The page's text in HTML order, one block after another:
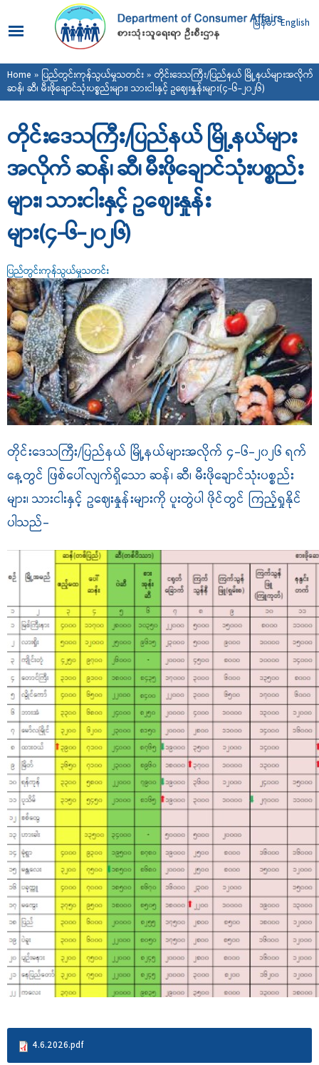
main
content
မြန်မာ English
You are here
Home » ပြည်တွင်းကုန်သွယ်မှုသတင်း» တိုင်းဒေသကြီး/ပြည်နယ် မြို့နယ်များအလိုက်
ဆန်၊ ဆီ၊ မီးဖိုချောင်သုံးပစ္စည်းများ၊ သားငါးနှင့် ဥ‌ဈေးနှုန်းများ(၄-၆-၂၀၂၆)
တိုင်းဒေသကြီး/ပြည်နယ် မြို့နယ်များ
အလိုက် ဆန်၊ ဆီ၊ မီးဖိုချောင်သုံးပစ္စည်း
များ၊ သားငါးနှင့် ဥ‌ဈေးနှုန်း
များ(၄-၆-၂၀၂၆)
ပြည်တွင်းကုန်သွယ်မှုသတင်း
တိုင်းဒေသကြီး/ပြည်နယ် မြို့နယ်များအလိုက် ၄-၆-၂၀၂၆ ရက်
နေ့တွင် ဖြစ်ပေါ်လျက်ရှိသော ဆန်၊ ဆီ၊ မီးဖိုချောင်သုံးပစ္စည်း
များ၊ သားငါးနှင့် ဥ‌ဈေးနှုန်းများကို ပူးတွဲပါ ဖိုင်တွင် ကြည့်ရှုနိုင်
ပါသည်-
4.6.2026.pdf